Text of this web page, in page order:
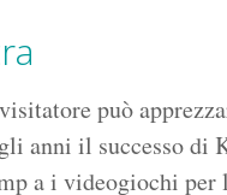
può
anni il successo
a i videogiochi per